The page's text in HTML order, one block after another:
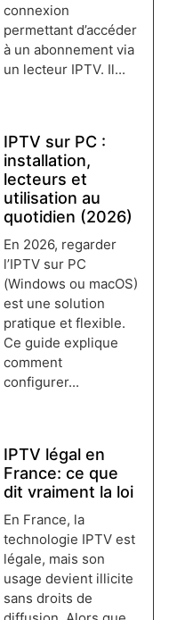
connexion
permettant d’accéder
à un abonnement via
un lecteur IPTV. Il...
IPTV sur PC :
installation,
lecteurs et
utilisation au
quotidien (2026)
En 2026, regarder
l’IPTV sur PC
(Windows ou macOS)
est une solution
pratique et flexible.
Ce guide explique
comment
configurer...
IPTV légal en
France: ce que
dit vraiment la loi
En France, la
technologie IPTV est
légale, mais son
usage devient illicite
sans droits de